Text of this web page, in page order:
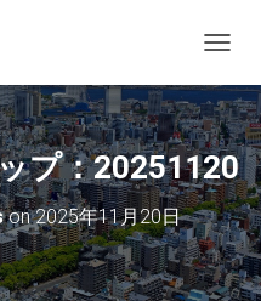
O
G
G
L
E
N
A
V
I
G
プ：20251120
on2025年11月20日